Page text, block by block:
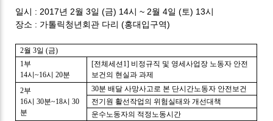
일시 : 2017년 2월 3일 (금) 14시 ~ 2월 4일 (토) 13시
장소 : 가톨릭청년회관 다리 (홍대입구역)
2월3일(금)
1부
14시~16시20분
[전체세션 1] 비정규직 및 영세사업장 노동자 안전
보건의 현실과 과제
2부
16시30분~18시30
분
30분 배달 사망사고로 본 단시간노동자 안전보건
전기원 활선작업의 위험실태와 개선대책
운수노동자의 적정노동시간